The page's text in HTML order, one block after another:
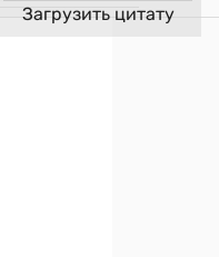
Загрузить цитату